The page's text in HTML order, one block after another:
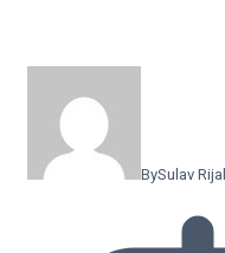
BySulav Rijal